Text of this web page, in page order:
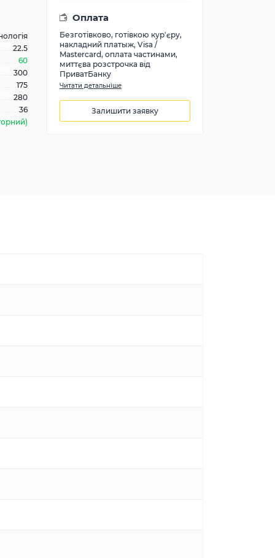
22.5
60
300
175
280
36
Оплата
Безготівково, готівкою кур'єру,
накладний платыж, Visa /
Mastercard, оплата частинами,
миттєва розстрочка від
ПриватБанку
Читати детальніше
Залишити заявку